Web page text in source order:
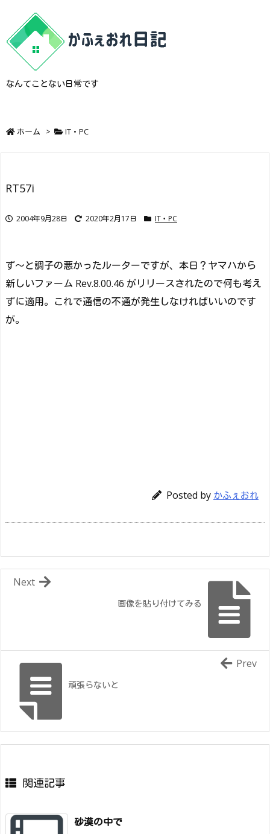
なんてことない日常です
ホーム > IT・PC
RT57i
2004年9月28日 2020年2月17日 IT・PC
ず～と調子の悪かったルーターですが、本日？ヤマハから
新しいファーム Rev.8.00.46 がリリースされたので何も考え
ずに適用。これで通信の不通が発生しなければいいのです
が。
Posted by かふぇおれ
画像を貼り付けてみる
Next
頑張らないと
Prev
関連記事
砂漠の中で